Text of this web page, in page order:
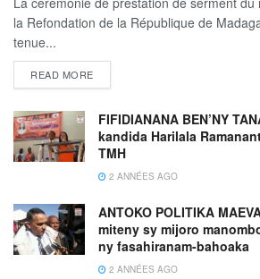
la Refondation de la République de
tenue...
READ MORE
FIFIDIANANA BEN’NY
kandida Harilala
TMH
2 ANNÉES AGO
ANTOKO POLITIKA
miteny sy mijoro
ny fasahiranam-bahoaka
2 ANNÉES AGO